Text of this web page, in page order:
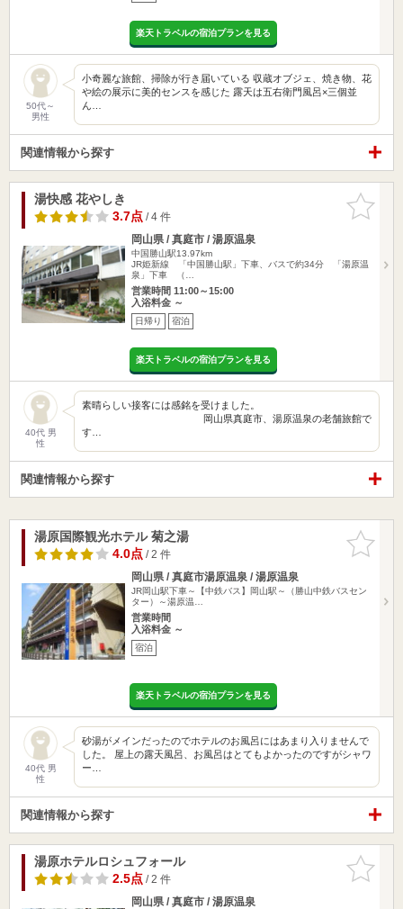
楽天トラベルの宿泊プランを見る
50代～
男性
小奇麗な旅館、掃除が行き届いている 収蔵オブジェ、焼き物、花
や絵の展示に美的センスを感じた 露天は五右衛門風呂×三個並
ん…
関連情報から探す
お気に入
りに追加
湯快感 花やしき
3.7点/ 4 件
岡山県 / 真庭市 / 湯原温泉
中国勝山駅13.97km
JR姫新線 「中国勝山駅」下車、バスで約34分 「湯原温
泉」下車 （…
営業時間 11:00～15:00
入浴料金 ～
日帰り 宿泊
楽天トラベルの宿泊プランを見る
40代 男
性
素晴らしい接客には感銘を受けました。
岡山県真庭市、湯原温泉の老舗旅館で
す…
関連情報から探す
お気に入
りに追加
湯原国際観光ホテル 菊之湯
4.0点/ 2 件
岡山県 / 真庭市湯原温泉 / 湯原温泉
JR岡山駅下車～【中鉄バス】岡山駅～（勝山中鉄バスセン
ター）～湯原温…
営業時間
入浴料金 ～
宿泊
楽天トラベルの宿泊プランを見る
40代 男
性
砂湯がメインだったのでホテルのお風呂にはあまり入りませんで
した。 屋上の露天風呂、お風呂はとてもよかったのですがシャワ
ー…
関連情報から探す
お気に入
りに追加
湯原ホテルロシュフォール
2.5点/ 2 件
岡山県 / 真庭市 / 湯原温泉